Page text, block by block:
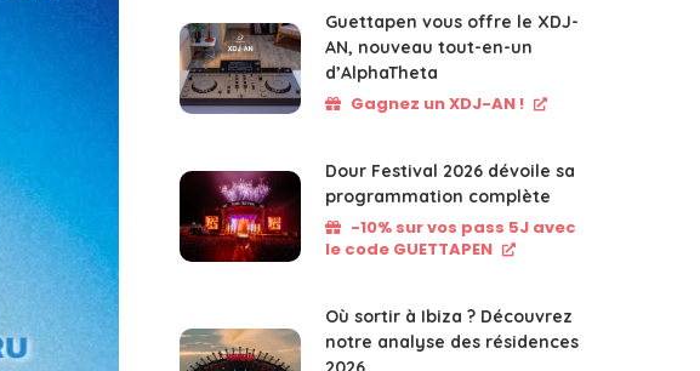
Guettapen vous offre le XDJ-
AN, nouveau tout-en-un
d’AlphaTheta
Gagnez un XDJ-AN !
Dour Festival 2026 dévoile sa
programmation complète
-10% sur vos pass 5J avec
le code GUETTAPEN
Où sortir à Ibiza ? Découvrez
notre analyse des résidences